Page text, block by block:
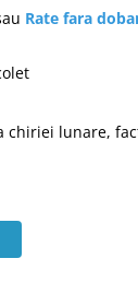
Rate fara
chiriei lunare,